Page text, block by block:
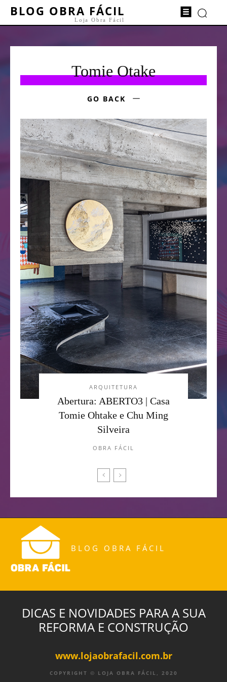
BLOG OBRA FÁCIL
Loja Obra Fácil
Tomie Otake
GO BACK
ARQUITETURA
Abertura: ABERTO3 | Casa
Tomie Ohtake e Chu Ming
Silveira
OBRA FÁCIL
BLOG OBRA FÁCIL
DICAS E NOVIDADES PARA A SUA
REFORMA E CONSTRUÇÃO
www.lojaobrafacil.com.br
COPYRIGHT © LOJA OBRA FÁCIL, 2020